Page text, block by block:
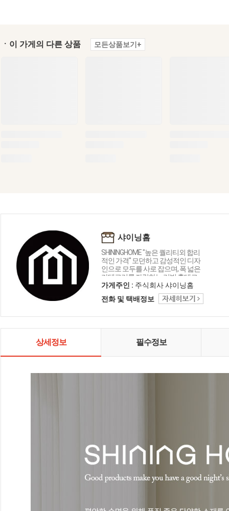
ㆍ이 가게의 다른 상품 모든상품보기+
샤이닝홈
SHININGHOME "높은 퀄리티외 합리
적인 가격" 모던하고 감성적인 디자
인으로 모두를 사로 잡으며, 폭 넓은
카테고리를 자랑하는 리빙 홈데코
인테리어 샤이닝홈입니다.
가게주인 : 주식회사 샤이닝홈
전화 및 택배정보
상세정보 필수정보